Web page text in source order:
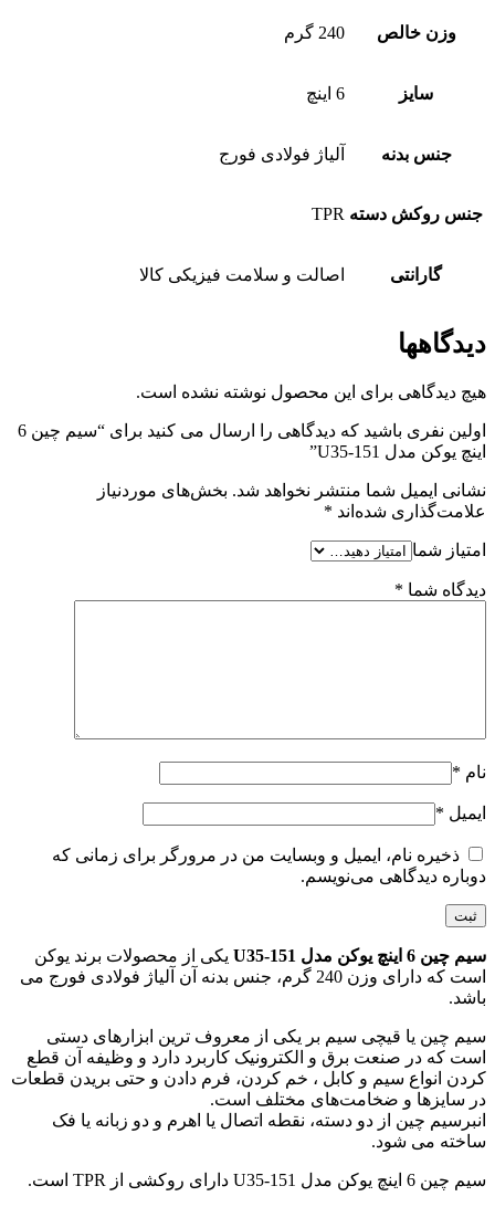
وزن خالص 240 گرم
سایز 6 اینچ
جنس بدنه آلیاژ فولادی فورج
جنس روکش دسته TPR
گارانتی اصالت و سلامت فیزیکی کالا
دیدگاهها
هیچ دیدگاهی برای این محصول نوشته نشده است.
اولین نفری باشید که دیدگاهی را ارسال می کنید برای “سیم چین 6
اینچ یوکن مدل U35-151”
نشانی ایمیل شما منتشر نخواهد شد. بخش‌های موردنیاز
علامت‌گذاری شده‌اند *
امتیاز شما
دیدگاه شما *
نام *
ایمیل *
ذخیره نام، ایمیل و وبسایت من در مرورگر برای زمانی که
دوباره دیدگاهی می‌نویسم.
سیم چین 6 اینچ یوکن مدل U35-151
یکی از محصولات برند یوکن
است که دارای وزن 240 گرم، جنس بدنه آن آلیاژ فولادی فورج می
باشد.
سیم چین یا قیچی سیم بر یکی از معروف ترین ابزارهای دستی
است که در صنعت برق و الکترونیک کاربرد دارد و وظیفه آن قطع
کردن انواع سیم و کابل ، خم کردن، فرم دادن و حتی بریدن قطعات
در سایزها و ضخامت‌های مختلف است.
انبرسیم چین از دو دسته، نقطه اتصال یا اهرم و دو زبانه یا فک
ساخته می شود.
سیم چین 6 اینچ یوکن مدل U35-151 دارای روکشی از TPR است.